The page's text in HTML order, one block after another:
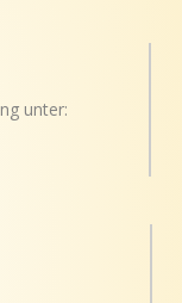
unter: